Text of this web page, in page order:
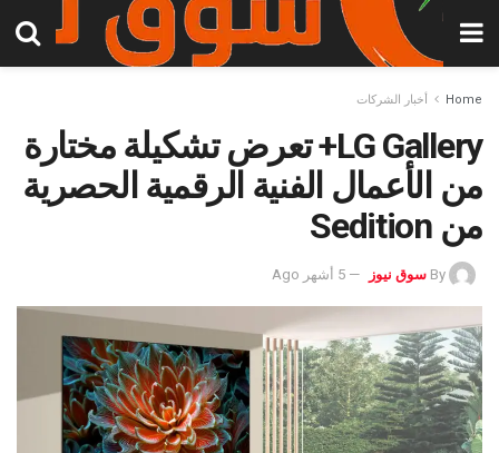
Home أخبار الشركات
LG Gallery+ تعرض تشكيلة مختارة
من الأعمال الفنية الرقمية الحصرية
من Sedition
By سوق نيوز 5 أشهر Ago